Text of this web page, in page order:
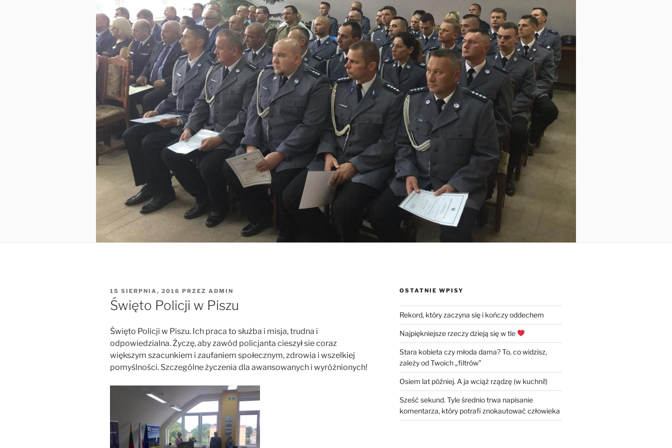
OPUBLIKOWANE
W
15 SIERPNIA, 2016 PRZEZ ADMIN
Święto Policji w Piszu
Święto Policji w Piszu. Ich praca to służba i misja, trudna i
odpowiedzialna. Życzę, aby zawód policjanta cieszył sie coraz
większym szacunkiem i zaufaniem społecznym, zdrowia i wszelkiej
pomyślności. Szczególne życzenia dla awansowanych i wyróżnionych!
OSTATNIE WPISY
Rekord, który zaczyna się i kończy oddechem
Najpiękniejsze rzeczy dzieją się w tle
Stara kobieta czy młoda dama? To, co widzisz,
zależy od Twoich „filtrów”
Osiem lat później. A ja wciąż rządzę (w kuchni!)
Sześć sekund. Tyle średnio trwa napisanie
komentarza, który potrafi znokautować człowieka